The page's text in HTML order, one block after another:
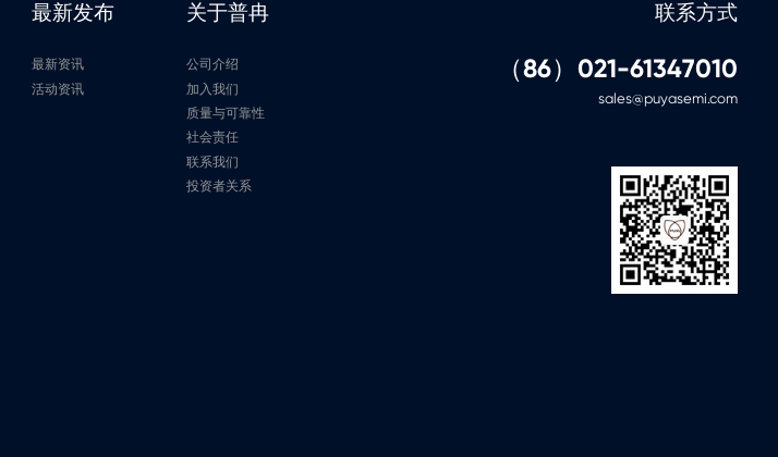
最新发布
最新资讯
活动资讯
关于普冉
公司介绍
加入我们
质量与可靠性
社会责任
联系我们
投资者关系
联系方式
（86）021-61347010
sales@puyasemi.com